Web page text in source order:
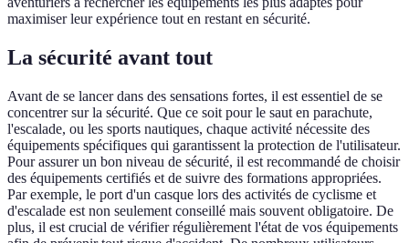
maximiser leur expérience tout en restant en sécurité.
La sécurité avant tout
Avant de se lancer dans des sensations fortes, il est essentiel de se
concentrer sur la sécurité. Que ce soit pour le saut en parachute,
l'escalade, ou les sports nautiques, chaque activité nécessite des
équipements spécifiques qui garantissent la protection de l'utilisateur.
Pour assurer un bon niveau de sécurité, il est recommandé de choisir
des équipements certifiés et de suivre des formations appropriées.
Par exemple, le port d'un casque lors des activités de cyclisme et
d'escalade est non seulement conseillé mais souvent obligatoire. De
plus, il est crucial de vérifier régulièrement l'état de vos équipements